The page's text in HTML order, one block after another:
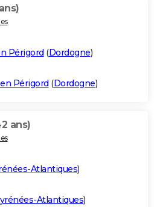
Périgord (Dordogne)
Périgord (Dordogne)
ans)
Atlantiques)
Atlantiques)